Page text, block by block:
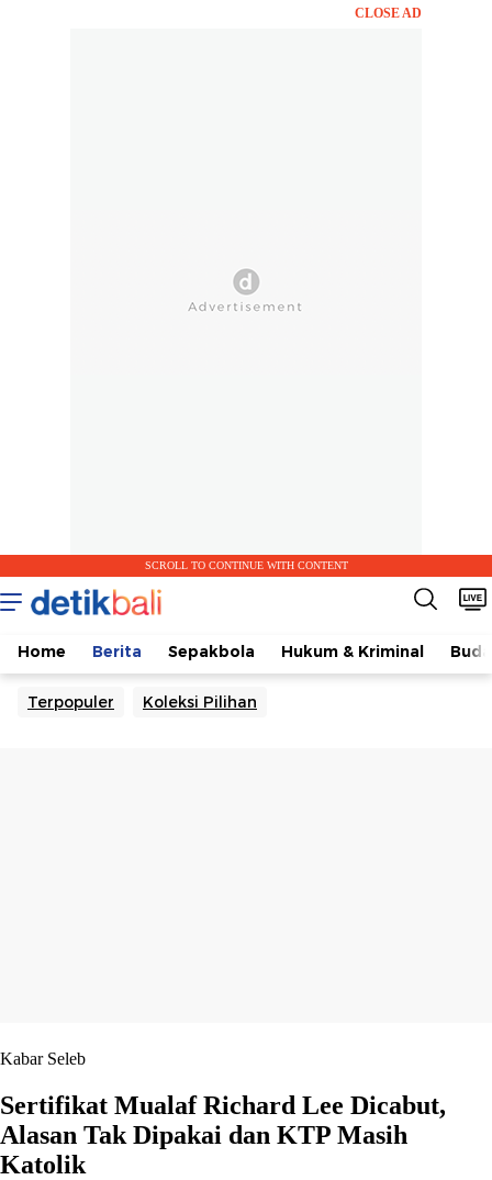
CLOSE AD
SCROLL TO CONTINUE WITH CONTENT
Home Berita Sepakbola Hukum & Kriminal
Terpopuler Koleksi Pilihan
Kabar Seleb
Sertifikat Mualaf Richard Lee Dicabut,
Alasan Tak Dipakai dan KTP Masih
Katolik